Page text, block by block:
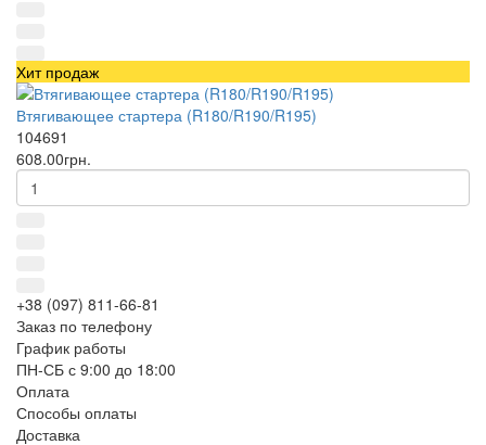
Хит продаж
Втягивающее стартера (R180/R190/R195)
104691
608.00грн.
+38 (097) 811-66-81
Заказ по телефону
График работы
ПН-СБ с 9:00 до 18:00
Оплата
Способы оплаты
Доставка